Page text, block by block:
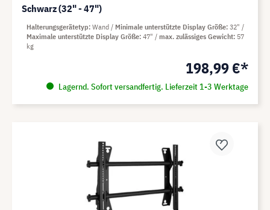
Schwarz (32" - 47")
198,99 €*
Lagernd. Sofort versandfertig. Lieferzeit 1-3 Werktage
Halterungsgerätetyp Wand Minimale unterstützte Display Größe 32"
Maximale unterstützte Display Größe 47" max. zulässiges Gewicht 57
kg